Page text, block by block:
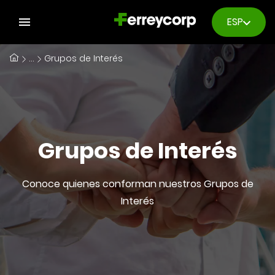
ESP
Grupos de Interés
Conoce quienes conforman nuestros Grupos de
Interés
... Grupos de Interés